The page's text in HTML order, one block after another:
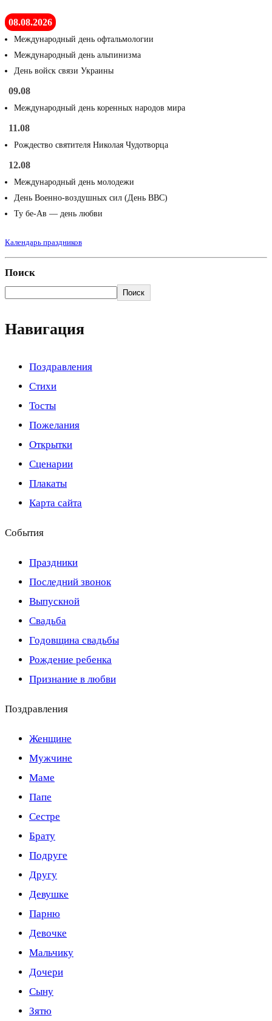
08.08.2026
Международный день офтальмологии
Международный день альпинизма
День войск связи Украины
09.08
Международный день коренных народов мира
11.08
Рождество святителя Николая Чудотворца
12.08
Международный день молодежи
День Военно-воздушных сил (День ВВС)
Ту бе-Ав — день любви
Календарь праздников
Поиск
Поиск
Навигация
Поздравления
Стихи
Тосты
Пожелания
Открытки
Сценарии
Плакаты
Карта сайта
События
Праздники
Последний звонок
Выпускной
Свадьба
Годовщина свадьбы
Рождение ребенка
Признание в любви
Поздравления
Женщине
Мужчине
Маме
Папе
Сестре
Брату
Подруге
Другу
Девушке
Парню
Девочке
Мальчику
Дочери
Сыну
Зятю